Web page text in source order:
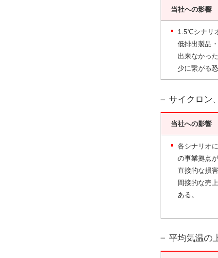
当社への影響
1.5℃シナリ
低排出製品
出来なかっ
少に繋がる
サイクロン
当社への影響
各シナリオ
の事業拠点
直接的な損
間接的な売
ある。
平均気温の